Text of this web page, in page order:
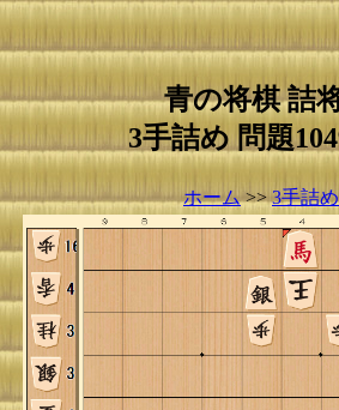
青の将棋 詰
3手詰め 問題
ホーム>>3手詰